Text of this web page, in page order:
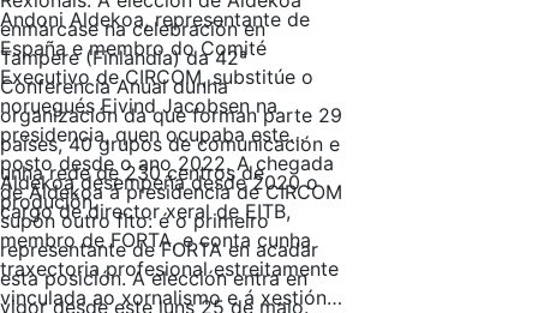
enmárcase na celebración en
Tampere (Finlandia) da 42ª
Conferencia Anual dunha
organización da que forman parte 29
países, 40 grupos de comunicación e
unha rede de 230 centros de
produción.
Andoni Aldekoa, representante de
España e membro do Comité
Executivo de CIRCOM, substitúe o
noruegués Eivind Jacobsen na
presidencia, quen ocupaba este
posto desde o ano 2022. A chegada
de Aldekoa á presidencia de CIRCOM
supón outro fito: é o primeiro
representante de FORTA en acadar
esta posición. A elección entra en
vigor desde este luns 25 de maio.
Aldekoa desempeña desde 2020 o
cargo de director xeral de EITB,
membro de FORTA, e conta cunha
traxectoria profesional estreitamente
vinculada ao xornalismo e á xestión